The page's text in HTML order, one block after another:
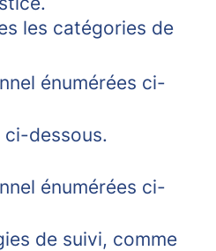
les catégories de
énumérées ci-
ci-dessous.
énumérées ci-
de suivi, comme